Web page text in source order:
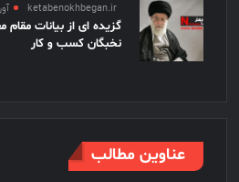
ketabenokhbegan.ir
گزیده ای از بیانات
نخبگان کسب و کار
عناوین مطالب